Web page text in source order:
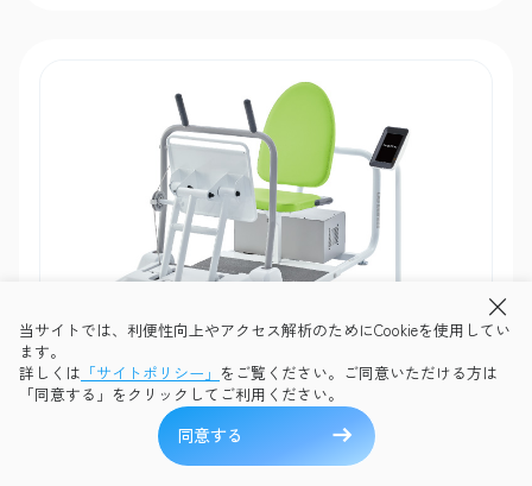
筋力トレーニング
Touch Fit duo(タッチフィットデュオ)
当サイトでは、利便性向上やアクセス解析のためにCookieを使用してい
ます。
詳しくは 「サイトポリシー」 をご覧ください。ご同意いただける方は
「同意する」をクリックしてご利用ください。
同意する